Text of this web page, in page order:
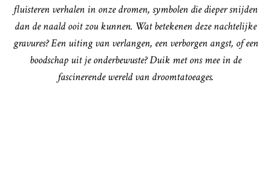
fluisteren verhalen in onze dromen, symbolen die dieper snijden
dan de naald ooit zou kunnen. Wat betekenen deze nachtelijke
gravures? Een uiting van verlangen, een verborgen angst, of een
boodschap uit je onderbewuste? Duik met ons mee in de
fascinerende wereld van droomtatoeages.